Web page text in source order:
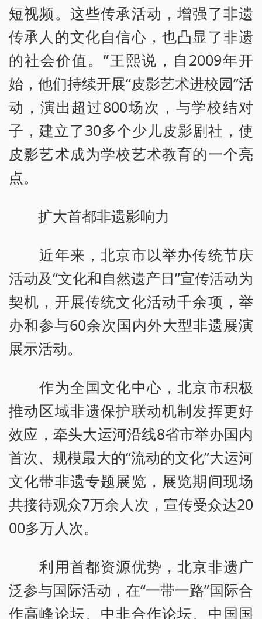
短视频。这些传承活动，增强了非遗
传承人的文化自信心，也凸显了非遗
的社会价值。”王熙说，自2009年开
始，他们持续开展“皮影艺术进校园”活
动，演出超过800场次，与学校结对
子，建立了30多个少儿皮影剧社，使
皮影艺术成为学校艺术教育的一个亮
点。
扩大首都非遗影响力
近年来，北京市以举办传统节庆
活动及“文化和自然遗产日”宣传活动为
契机，开展传统文化活动千余项，举
办和参与60余次国内外大型非遗展演
展示活动。
作为全国文化中心，北京市积极
推动区域非遗保护联动机制发挥更好
效应，牵头大运河沿线8省市举办国内
首次、规模最大的“流动的文化”大运河
文化带非遗专题展览，展览期间现场
共接待观众7万余人次，宣传受众达20
00多万人次。
利用首都资源优势，北京非遗广
泛参与国际活动，在“一带一路”国际合
作高峰论坛、中非合作论坛、中国国